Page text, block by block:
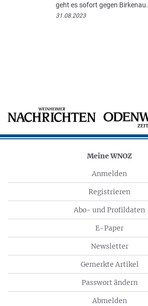
geht es sofort gegen Birkenau.
31.08.2023
Meine WNOZ
Anmelden
Registrieren
Abo- und Profildaten
E-Paper
Newsletter
Gemerkte Artikel
Passwort ändern
Abmelden